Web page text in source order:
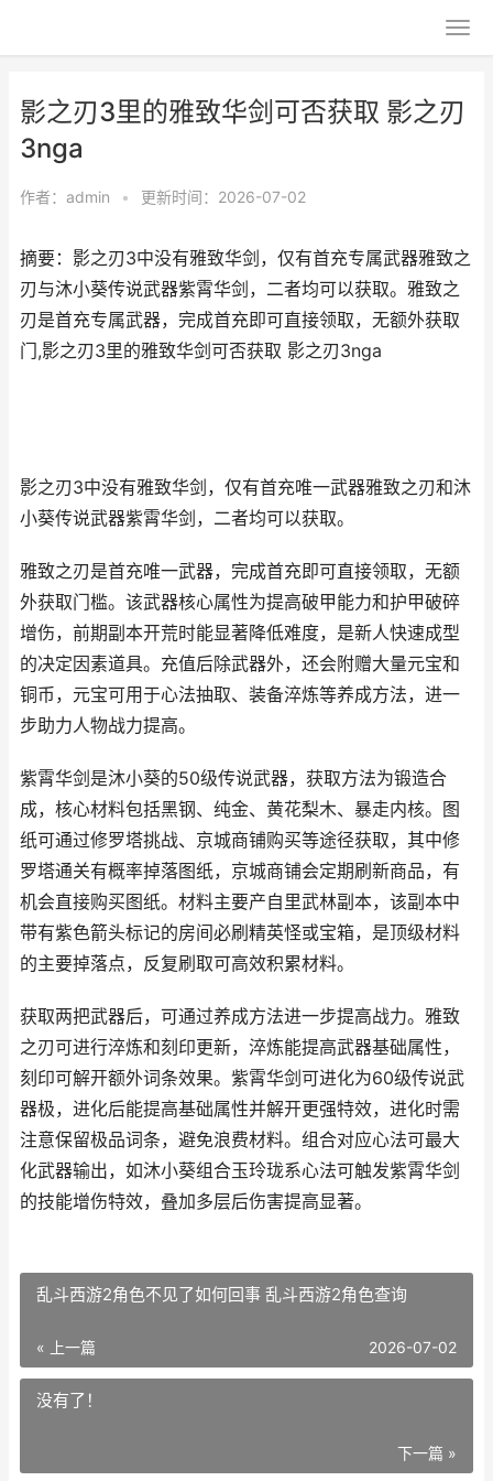
影之刃3里的雅致华剑可否获取 影之刃
3nga
作者： admin • 更新时间：2026-07-02
摘要：影之刃3中没有雅致华剑，仅有首充专属武器雅致之
刃与沐小葵传说武器紫霄华剑，二者均可以获取。雅致之
刃是首充专属武器，完成首充即可直接领取，无额外获取
门,影之刃3里的雅致华剑可否获取 影之刃3nga
影之刃3中没有雅致华剑，仅有首充唯一武器雅致之刃和沐
小葵传说武器紫霄华剑，二者均可以获取。
雅致之刃是首充唯一武器，完成首充即可直接领取，无额
外获取门槛。该武器核心属性为提高破甲能力和护甲破碎
增伤，前期副本开荒时能显著降低难度，是新人快速成型
的决定因素道具。充值后除武器外，还会附赠大量元宝和
铜币，元宝可用于心法抽取、装备淬炼等养成方法，进一
步助力人物战力提高。
紫霄华剑是沐小葵的50级传说武器，获取方法为锻造合
成，核心材料包括黑钢、纯金、黄花梨木、暴走内核。图
纸可通过修罗塔挑战、京城商铺购买等途径获取，其中修
罗塔通关有概率掉落图纸，京城商铺会定期刷新商品，有
机会直接购买图纸。材料主要产自里武林副本，该副本中
带有紫色箭头标记的房间必刷精英怪或宝箱，是顶级材料
的主要掉落点，反复刷取可高效积累材料。
获取两把武器后，可通过养成方法进一步提高战力。雅致
之刃可进行淬炼和刻印更新，淬炼能提高武器基础属性，
刻印可解开额外词条效果。紫霄华剑可进化为60级传说武
器极，进化后能提高基础属性并解开更强特效，进化时需
注意保留极品词条，避免浪费材料。组合对应心法可最大
化武器输出，如沐小葵组合玉玲珑系心法可触发紫霄华剑
的技能增伤特效，叠加多层后伤害提高显著。
乱斗西游2角色不见了如何回事 乱斗西游2角色查询
« 上一篇 2026-07-02
没有了！
下一篇 »